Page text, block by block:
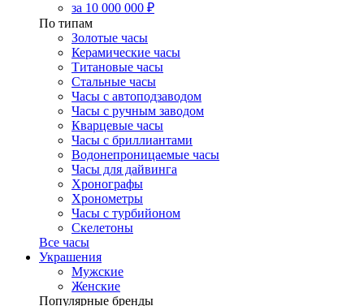
за 10 000 000 ₽
По типам
Золотые часы
Керамические часы
Титановые часы
Стальные часы
Часы с автоподзаводом
Часы с ручным заводом
Кварцевые часы
Часы с бриллиантами
Водонепроницаемые часы
Часы для дайвинга
Хронографы
Хронометры
Часы с турбийоном
Скелетоны
Все часы
Украшения
Мужские
Женские
Популярные бренды